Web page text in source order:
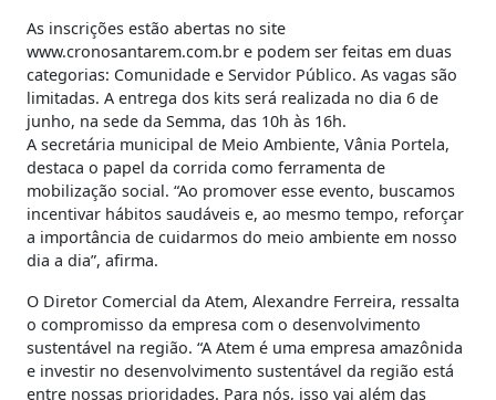
As inscrições estão abertas no site
www.cronosantarem.com.br e podem ser feitas em duas
categorias: Comunidade e Servidor Público. As vagas são
limitadas. A entrega dos kits será realizada no dia 6 de
junho, na sede da Semma, das 10h às 16h.
A secretária municipal de Meio Ambiente, Vânia Portela,
destaca o papel da corrida como ferramenta de
mobilização social. “Ao promover esse evento, buscamos
incentivar hábitos saudáveis e, ao mesmo tempo, reforçar
a importância de cuidarmos do meio ambiente em nosso
dia a dia”, afirma.
O Diretor Comercial da Atem, Alexandre Ferreira, ressalta
o compromisso da empresa com o desenvolvimento
sustentável na região. “A Atem é uma empresa amazônida
e investir no desenvolvimento sustentável da região está
entre nossas prioridades. Para nós, isso vai além das